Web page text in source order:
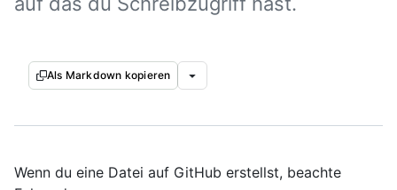
Als Markdown kopieren
Wenn du eine Datei auf GitHub erstellst, beachte